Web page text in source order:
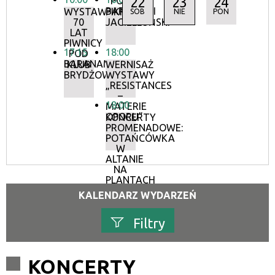
WYSTAWA:
70
LAT
PIWNICY
POD
BARANAMI
17:15
KLUB
BRYDŻOWY
BARANAMI
PIKNIK
JAGIELLOŃSKI
18:00
WERNISAŻ
WYSTAWY
„RESISTANCES
–
MATERIE
OPORU”
18:00
KONCERTY
PROMENADOWE:
POTAŃCÓWKA
W
ALTANIE
NA
PLANTACH
SOB NIE PON
KALENDARZ WYDARZEŃ
Filtry
KONCERTY